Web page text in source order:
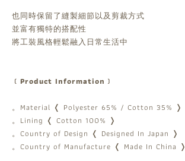
也同時保留了縫製細節以及剪裁方式
並富有獨特的搭配性
將工裝風格輕鬆融入日常生活中
﹝Product Information﹞
。Material ❬ Polyester 65% / Cotton 35% ❭
。Lining ❬ Cotton 100% ❭
。Country of Design ❬ Designed In Japan ❭
。Country of Manufacture ❬ Made In China ❭